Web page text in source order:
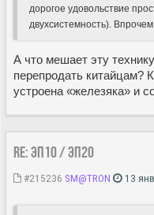
дорогое удовольствие
двухсистемность).
А что мешает эту
перепродать китайцам?
устроена «железяка» и
Re: ЭП10 / ЭП20
#215236 SM@TRON 13